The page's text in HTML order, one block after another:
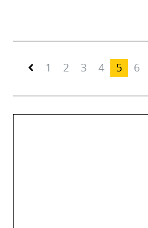
1 2 3 4 5 6